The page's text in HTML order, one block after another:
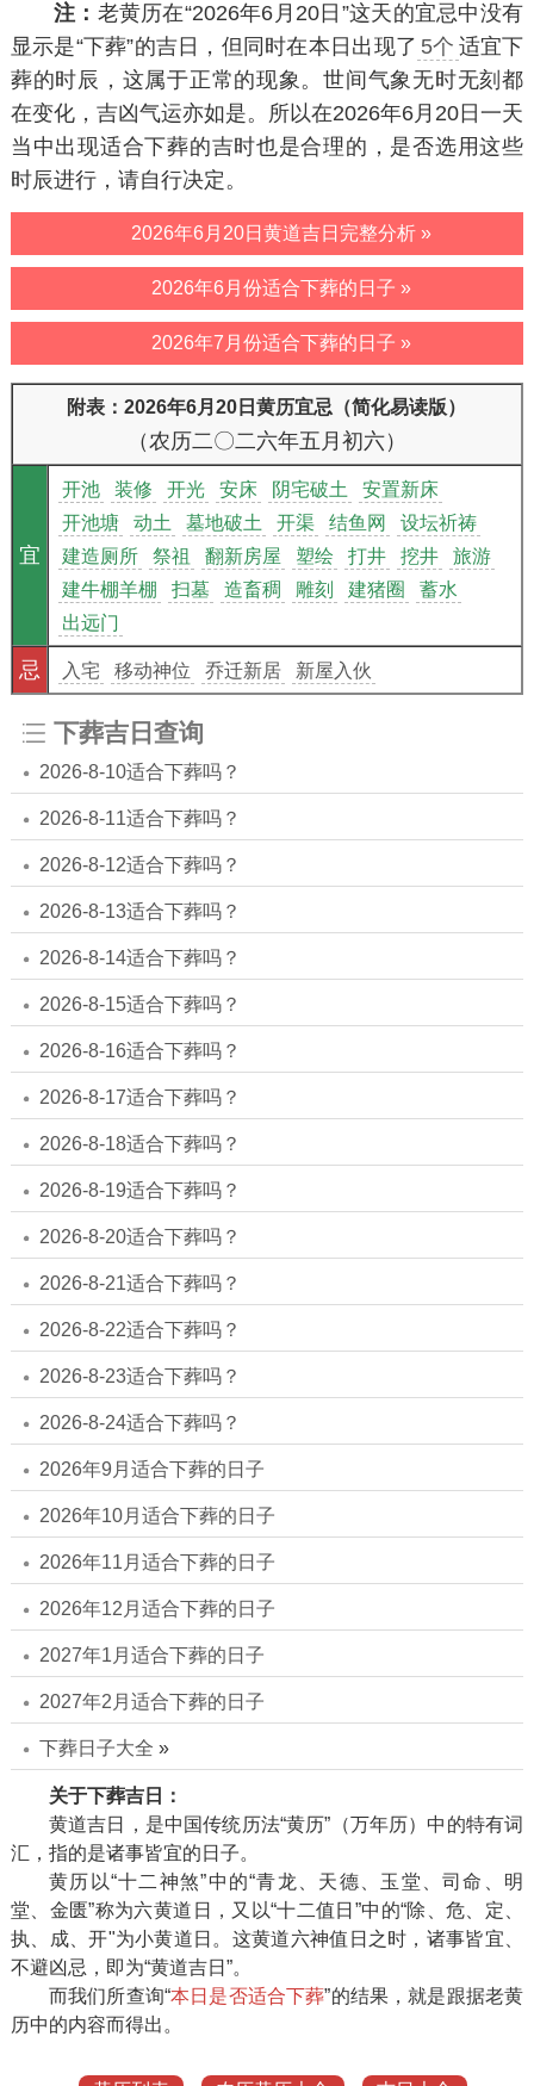
注： 老黄历在“2026年6月20日”这天的宜忌中没有
显示是“下葬”的吉日，但同时在本日出现了 5个 适宜下
葬的时辰，这属于正常的现象。世间气象无时无刻都
在变化，吉凶气运亦如是。所以在2026年6月20日一天
当中出现适合下葬的吉时也是合理的，是否选用这些
时辰进行，请自行决定。
2026年6月20日黄道吉日完整分析 »
2026年6月份适合下葬的日子 »
2026年7月份适合下葬的日子 »
附表：2026年6月20日黄历宜忌（简化易读版）
（农历二〇二六年五月初六）
宜
开池 装修 开光 安床 阴宅破土
安置新床
开池塘
动土 墓地破土 开渠 结鱼网
设坛祈祷
建造厕所
祭祖 翻新房屋 塑绘 打井 挖井
旅游
建牛棚羊棚
扫墓 造畜稠 雕刻 建猪圈
蓄水
出远门
忌
入宅 移动神位 乔迁新居 新屋入伙
下葬吉日查询
2026-8-10适合下葬吗？
2026-8-11适合下葬吗？
2026-8-12适合下葬吗？
2026-8-13适合下葬吗？
2026-8-14适合下葬吗？
2026-8-15适合下葬吗？
2026-8-16适合下葬吗？
2026-8-17适合下葬吗？
2026-8-18适合下葬吗？
2026-8-19适合下葬吗？
2026-8-20适合下葬吗？
2026-8-21适合下葬吗？
2026-8-22适合下葬吗？
2026-8-23适合下葬吗？
2026-8-24适合下葬吗？
2026年9月适合下葬的日子
2026年10月适合下葬的日子
2026年11月适合下葬的日子
2026年12月适合下葬的日子
2027年1月适合下葬的日子
2027年2月适合下葬的日子
下葬日子大全 »
关于下葬吉日：
黄道吉日，是中国传统历法“黄历”（万年历）中的特有词
汇，指的是诸事皆宜的日子。
黄历以“十二神煞”中的“青龙、天德、玉堂、司命、明
堂、金匮”称为六黄道日，又以“十二值日”中的“除、危、定、
执、成、开"为小黄道日。这黄道六神值日之时，诸事皆宜、
不避凶忌，即为“黄道吉日”。
而我们所查询“本日是否适合下葬”的结果，就是跟据老黄
历中的内容而得出。